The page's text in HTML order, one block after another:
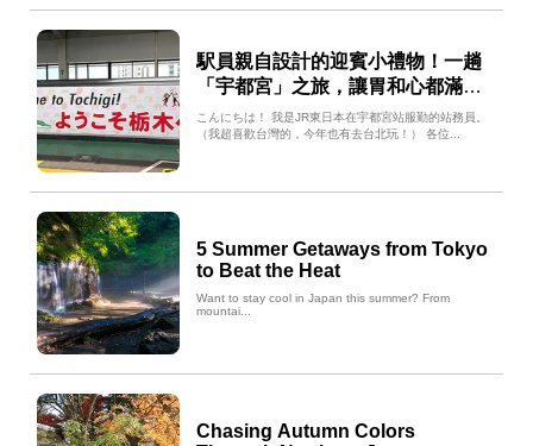
駅員親自設計的迎賓小禮物！一趟
「宇都宮」之旅，讓胃和心都滿載
而歸
こんにちは！ 我是JR東日本在宇都宮站服勤的站務員。
（我超喜歡台灣的，今年也有去台北玩！） 各位...
5 Summer Getaways from Tokyo
to Beat the Heat
Want to stay cool in Japan this summer? From
mountai...
Chasing Autumn Colors